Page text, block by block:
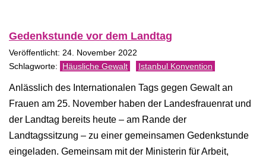
Gedenkstunde vor dem Landtag
Veröffentlicht: 24. November 2022
Häusliche Gewalt Istanbul Konvention
Anlässlich des Internationalen Tags gegen Gewalt an
Frauen am 25. November haben der Landesfrauenrat und
der Landtag bereits heute – am Rande der
Landtagssitzung – zu einer gemeinsamen Gedenkstunde
eingeladen. Gemeinsam mit der Ministerin für Arbeit,